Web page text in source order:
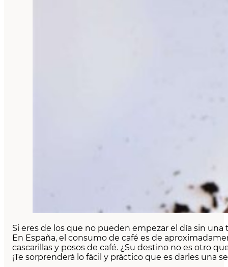
Si eres de los que no pueden empezar el día sin
En España, el consumo de café es de
cascarillas y posos de café. ¿Su destino no es otro
¡Te sorprenderá lo fácil y práctico que es darles una